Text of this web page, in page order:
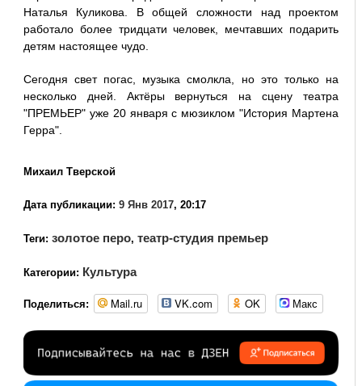
Наталья Куликова. В общей сложности над проектом
работало более тридцати человек, мечтавших подарить
детям настоящее чудо.
Сегодня свет погас, музыка смолкла, но это только на
несколько дней. Актёры вернуться на сцену театра
"ПРЕМЬЕР" уже 20 января с мюзиклом "История Мартена
Герра".
Михаил Тверской
Дата публикации: 9 Янв 2017, 20:17
Теги: золотое перо, театр-студия премьер
Категории: Культура
Поделиться: Mail.ru VK.com OK Макс